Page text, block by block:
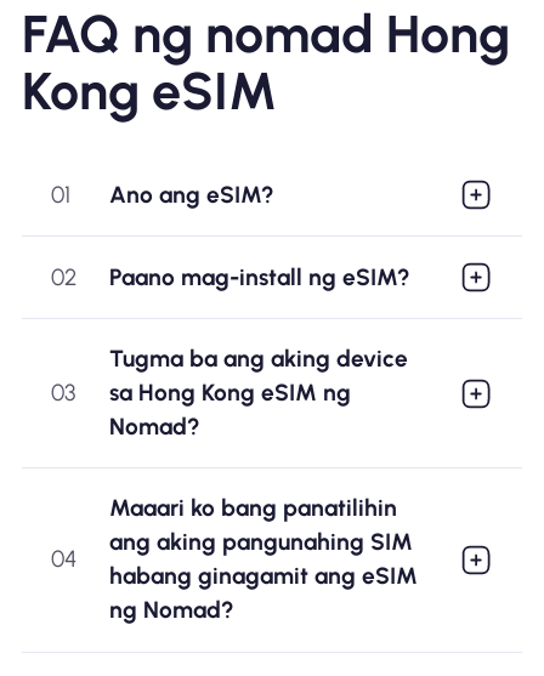
FAQ ng nomad Hong
Kong eSIM
01 Ano ang eSIM?
02 Paano mag-install ng eSIM?
03
Tugma ba ang aking device
sa Hong Kong eSIM ng
Nomad?
04
Maaari ko bang panatilihin
ang aking pangunahing SIM
habang ginagamit ang eSIM
ng Nomad?